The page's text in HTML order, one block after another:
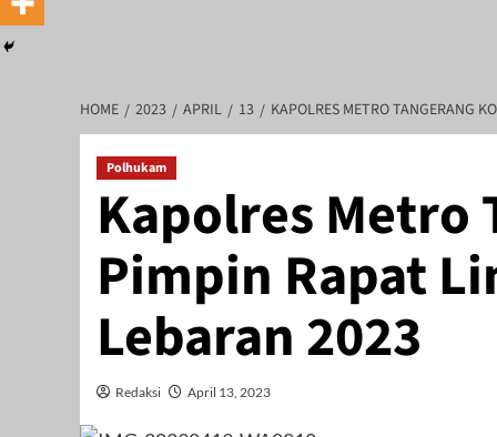
HOME 2023 APRIL 13 KAPOLRES METRO TANGERANG
Polhukam
Kapolres Metro
Pimpin Rapat
Lebaran 2023
Redaksi April 13, 2023